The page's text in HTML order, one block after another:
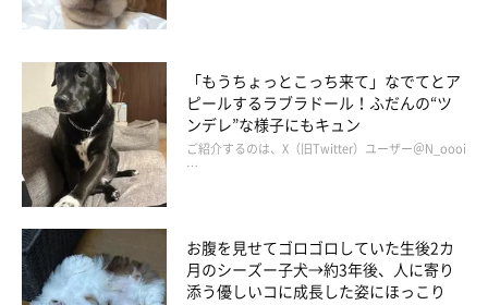
「もうちょっとこっち来て」なでてとア
ピールするラブラドール！ふだんの“ツ
ンデレ”な様子にもキュン
ご紹介するのは、X（旧Twitter）ユーザー＠N_oooi
…
お腹を見せてゴロゴロしていた生後2カ
月のシーズー子犬→約3年後、人に寄り
添う優しいコに成長した姿にほっこり